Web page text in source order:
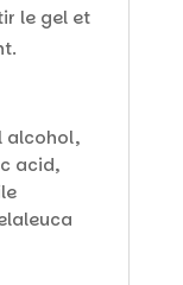
le gel et
alcohol,
acid,